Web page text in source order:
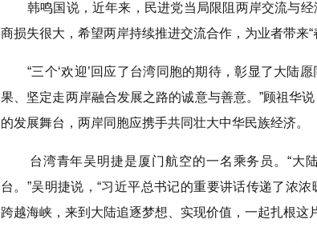
韩鸣国说，近年来，民进党当局限阻两岸交流与
商损失很大，希望两岸持续推进交流合作，为业者带来“
“三个‘欢迎’回应了台湾同胞的期待，彰显了大陆
果、坚定走两岸融合发展之路的诚意与善意。”顾祖华
的发展舞台，两岸同胞应携手共同壮大中华民族经济。
台湾青年吴明捷是厦门航空的一名乘务员。“大
台。”吴明捷说，“习近平总书记的重要讲话传递了浓
跨越海峡，来到大陆追逐梦想、实现价值，一起扎根这